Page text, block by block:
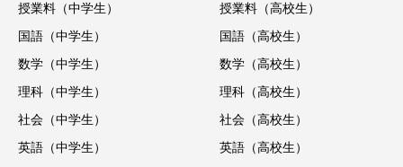
授業料（中学生）
国語（中学生）
数学（中学生）
理科（中学生）
社会（中学生）
英語（中学生）
授業料（高校生）
国語（高校生）
数学（高校生）
理科（高校生）
社会（高校生）
英語（高校生）